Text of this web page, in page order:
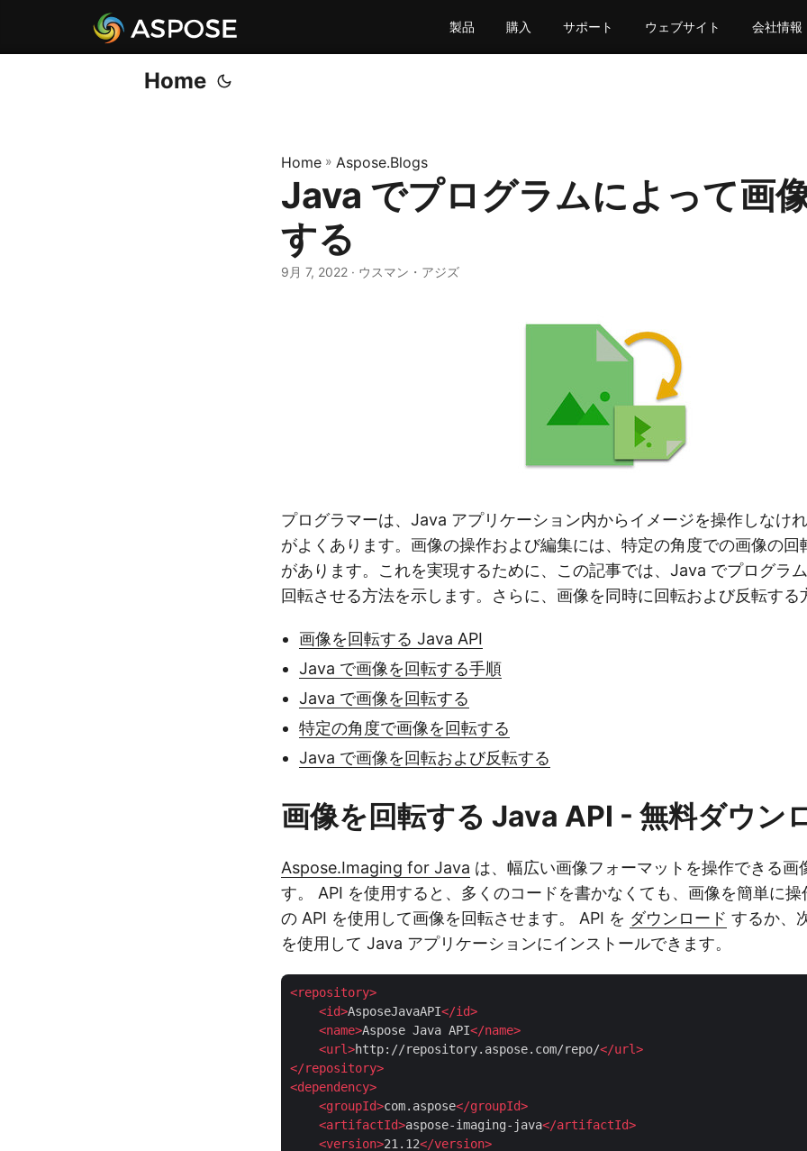
製品 購入 サポート ウェブサイト 会社情報
Home
Home » Aspose.Blogs
Java でプログラムによって画
する
9月 7, 2022 · ウスマン・アジズ
プログラマーは、Java アプリケーション内からイメージを操作しなけ
がよくあります。画像の操作および編集には、特定の角度での画像の回
があります。これを実現するために、この記事では、Java でプログラ
回転させる方法を示します。さらに、画像を同時に回転および反転する
画像を回転する Java API
Java で画像を回転する手順
Java で画像を回転する
特定の角度で画像を回転する
Java で画像を回転および反転する
画像を回転する Java API - 無料ダウン
Aspose.Imaging for Java は、幅広い画像フォーマットを操作できる画
す。 API を使用すると、多くのコードを書かなくても、画像を簡単に
の API を使用して画像を回転させます。 API を ダウンロード するか、
を使用して Java アプリケーションにインストールできます。
<repository>
<id>AsposeJavaAPI</id>
<name>Aspose Java API</name>
<url>http://repository.aspose.com/repo/</url>
</repository>
<dependency>
<groupId>com.aspose</groupId>
<artifactId>aspose-imaging-java</artifactId>
<version>21.12</version>